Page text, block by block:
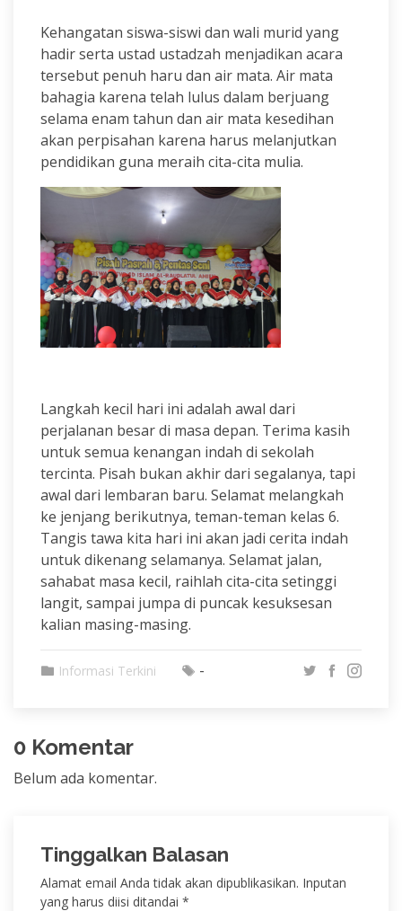
Kehangatan siswa-siswi dan wali murid yang
hadir serta ustad ustadzah menjadikan acara
tersebut penuh haru dan air mata. Air mata
bahagia karena telah lulus dalam berjuang
selama enam tahun dan air mata kesedihan
akan perpisahan karena harus melanjutkan
pendidikan guna meraih cita-cita mulia.
Langkah kecil hari ini adalah awal dari
perjalanan besar di masa depan. Terima kasih
untuk semua kenangan indah di sekolah
tercinta. Pisah bukan akhir dari segalanya, tapi
awal dari lembaran baru. Selamat melangkah
ke jenjang berikutnya, teman-teman kelas 6.
Tangis tawa kita hari ini akan jadi cerita indah
untuk dikenang selamanya. Selamat jalan,
sahabat masa kecil, raihlah cita-cita setinggi
langit, sampai jumpa di puncak kesuksesan
kalian masing-masing.
Informasi Terkini -
0 Komentar
Belum ada komentar.
Tinggalkan Balasan
Alamat email Anda tidak akan dipublikasikan. Inputan
yang harus diisi ditandai *